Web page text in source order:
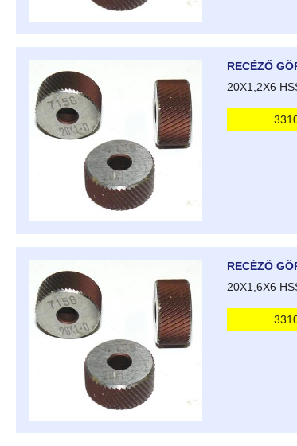
RECÉZŐ
20X1,2X6
RECÉZŐ
20X1,6X6